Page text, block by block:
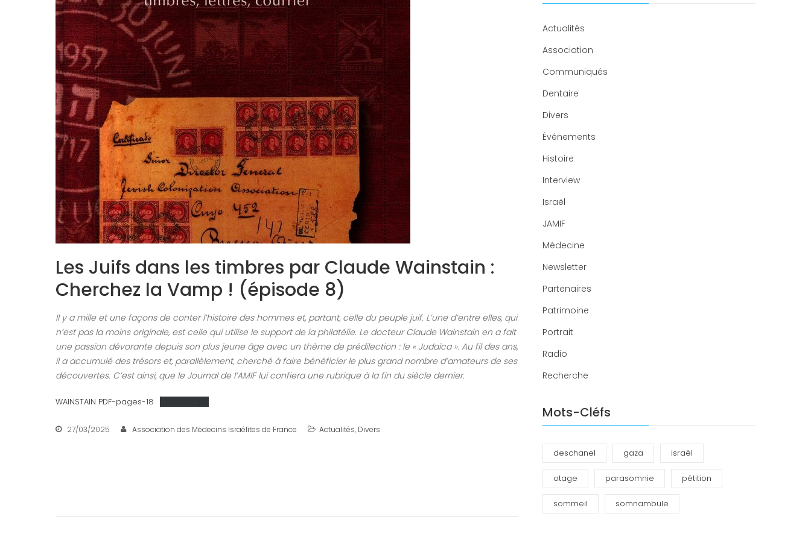
Congrès 2020
Les Juifs dans les timbres par Claude Wainstain :
Cherchez la Vamp ! (épisode 8)
Il y a mille et une façons de conter l’histoire des hommes et, partant, celle du peuple juif. L’une d’entre elles, qui
n’est pas la moins originale, est celle qui utilise le support de la philatélie. Le docteur Claude Wainstain en a fait
une passion dévorante depuis son plus jeune âge avec un thème de prédilection : le « Judaïca ». Au fil des ans,
il a accumulé des trésors et, parallèlement, cherché à faire bénéficier le plus grand nombre d’amateurs de ses
découvertes. C’est ainsi, que le Journal de l’AMIF lui confiera une rubrique à la fin du siècle dernier.
WAINSTAIN PDF-pages-18
27/03/2025 Association des Médecins Israélites de France Actualités, Divers
Actualités
Association
Communiqués
Dentaire
Divers
Événements
Histoire
Interview
Israël
JAMIF
Médecine
Newsletter
Partenaires
Patrimoine
Portrait
Radio
Recherche
Mots-Cléfs
deschanel gaza israël
otage parasomnie pétition
sommeil somnambule